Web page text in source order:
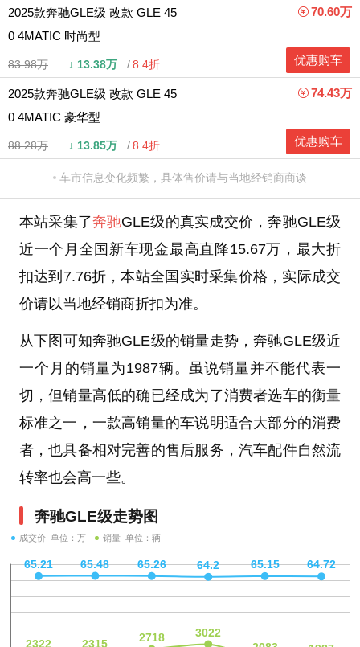
2025款奔驰GLE级 改款 GLE 45
0 4MATIC 时尚型
83.98万 ↓ 13.38万 8.4折
70.60万
优惠购车
2025款奔驰GLE级 改款 GLE 45
0 4MATIC 豪华型
88.28万 ↓ 13.85万 8.4折
74.43万
优惠购车
车市信息变化频繁，具体售价请与当地经销商商谈
本站采集了奔驰GLE级的真实成交价，奔驰GLE级
近一个月全国新车现金最高直降15.67万，最大折
扣达到7.76折，本站全国实时采集价格，实际成交
价请以当地经销商折扣为准。
从下图可知奔驰GLE级的销量走势，奔驰GLE级近
一个月的销量为1987辆。虽说销量并不能代表一
切，但销量高低的确已经成为了消费者选车的衡量
标准之一，一款高销量的车说明适合大部分的消费
者，也具备相对完善的售后服务，汽车配件自然流
转率也会高一些。
奔驰GLE级走势图
成交价 单位：万 销量 单位：辆